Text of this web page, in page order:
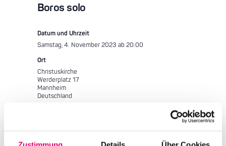
Boros solo
Datum und Uhrzeit
Samstag, 4. November 2023 ab 20:00
Ort
Christuskirche
Werderplatz 17
Mannheim
Deutschland